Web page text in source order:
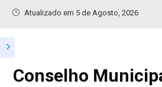
Atualizado em 5 de Agosto, 2026
Conselho